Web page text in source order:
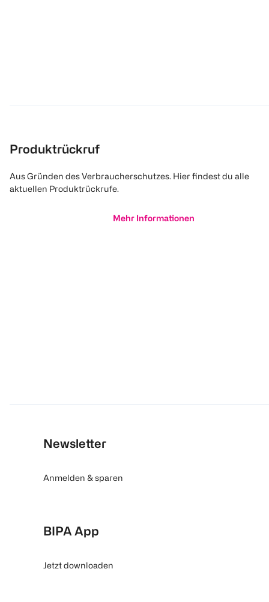
Produktrückruf
Aus Gründen des Verbraucherschutzes. Hier findest du alle
aktuellen Produktrückrufe.
Mehr Informationen
Newsletter
Anmelden & sparen
BIPA App
Jetzt downloaden